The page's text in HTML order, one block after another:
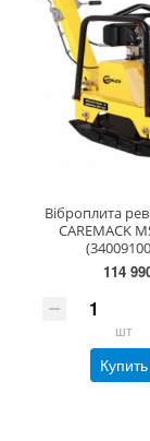
Віброплита
CAREMACK
114
шт
Купить